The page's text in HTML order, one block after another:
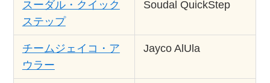
スーダル・クイック
ステップ
Soudal QuickStep
チームジェイコ・ア
ウラー
Jayco AlUla